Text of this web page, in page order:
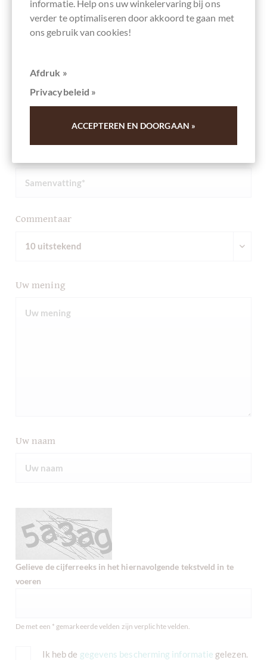
Andere klanten beoordeelden Kuvertüre
64% ELMER BIO Alto Huayabamba Valley
Peru - 250 g Beutel
Schrijf het eerste overzicht en help andere klanten. Dank
u voor uw steun.
Ihre Meinung
Commentaar
Uw mening
Uw naam
Gelieve de cijferreeks in het hiernavolgende tekstveld in te
voeren
De met een * gemarkeerde velden zijn verplichte velden.
Ik heb de gegevens bescherming informatie gelezen.
informatie. Help ons uw winkelervaring bij ons
verder te optimaliseren door akkoord te gaan met
ons gebruik van cookies!
Afdruk »
Privacybeleid »
ACCEPTEREN EN DOORGAAN »